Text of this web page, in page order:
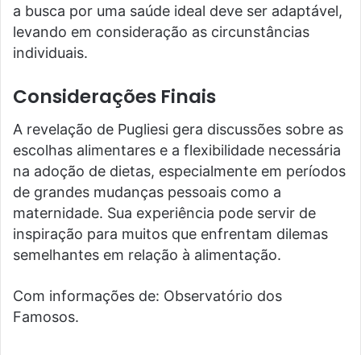
a busca por uma saúde ideal deve ser adaptável,
levando em consideração as circunstâncias
individuais.
Considerações Finais
A revelação de Pugliesi gera discussões sobre as
escolhas alimentares e a flexibilidade necessária
na adoção de dietas, especialmente em períodos
de grandes mudanças pessoais como a
maternidade. Sua experiência pode servir de
inspiração para muitos que enfrentam dilemas
semelhantes em relação à alimentação.
Com informações de: Observatório dos
Famosos.